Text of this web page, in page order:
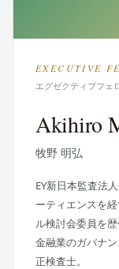
EXECUTIVE
エグゼクティブフェ
Akihiro
牧野 明弘
EY新日本監査法
ーティエンスを
ル検討会委員を
金融業のガバナ
正検査士。